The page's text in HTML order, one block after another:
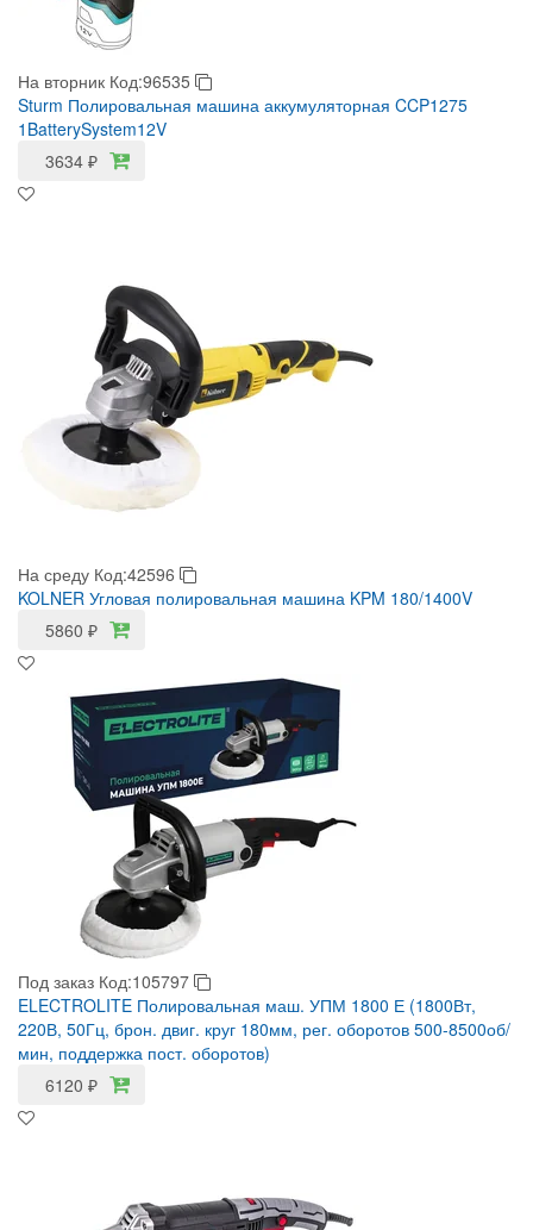
На вторник Код:96535
Sturm Полировальная машина аккумуляторная CCP1275
1BatterySystem12V
3634 ₽
На среду Код:42596
KOLNER Угловая полировальная машина KPM 180/1400V
5860 ₽
Под заказ Код:105797
ELECTROLITE Полировальная маш. УПМ 1800 Е (1800Вт,
220В, 50Гц, брон. двиг. круг 180мм, рег. оборотов 500-8500об/
мин, поддержка пост. оборотов)
6120 ₽